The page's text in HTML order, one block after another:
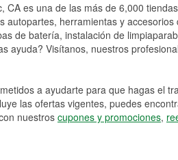
, CA es una de las más de 6,000
autopartes, herramientas y
de batería, instalación de
ayuda? Visítanos, nuestros
a ayudarte para que hagas el
las ofertas vigentes, puedes
nuestros cupones y promociones,